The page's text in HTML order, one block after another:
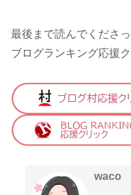
最後まで読んでくださ
ブログランキング応援
waco